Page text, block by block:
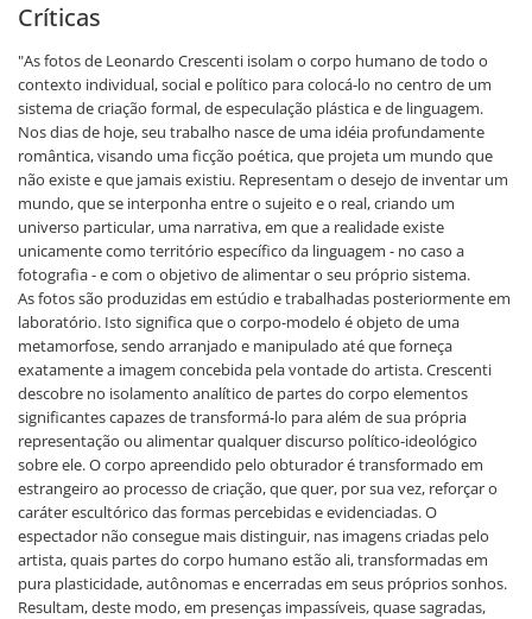
Críticas
"As fotos de Leonardo Crescenti isolam o corpo humano de todo o
contexto individual, social e político para colocá-lo no centro de um
sistema de criação formal, de especulação plástica e de linguagem.
Nos dias de hoje, seu trabalho nasce de uma idéia profundamente
romântica, visando uma ficção poética, que projeta um mundo que
não existe e que jamais existiu. Representam o desejo de inventar um
mundo, que se interponha entre o sujeito e o real, criando um
universo particular, uma narrativa, em que a realidade existe
unicamente como território específico da linguagem - no caso a
fotografia - e com o objetivo de alimentar o seu próprio sistema.
As fotos são produzidas em estúdio e trabalhadas posteriormente em
laboratório. Isto significa que o corpo-modelo é objeto de uma
metamorfose, sendo arranjado e manipulado até que forneça
exatamente a imagem concebida pela vontade do artista. Crescenti
descobre no isolamento analítico de partes do corpo elementos
significantes capazes de transformá-lo para além de sua própria
representação ou alimentar qualquer discurso político-ideológico
sobre ele. O corpo apreendido pelo obturador é transformado em
estrangeiro ao processo de criação, que quer, por sua vez, reforçar o
caráter escultórico das formas percebidas e evidenciadas. O
espectador não consegue mais distinguir, nas imagens criadas pelo
artista, quais partes do corpo humano estão ali, transformadas em
pura plasticidade, autônomas e encerradas em seus próprios sonhos.
Resultam, deste modo, em presenças impassíveis, quase sagradas,